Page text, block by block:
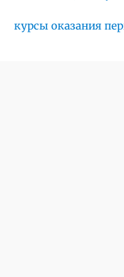
курсы оказания